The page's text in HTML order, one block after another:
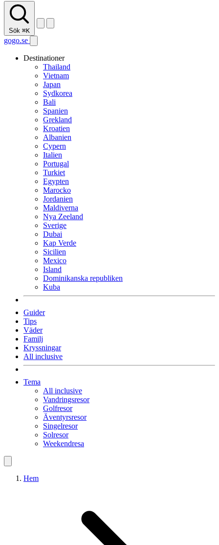
Sök ⌘K
gogo.se
Destinationer
Thailand
Vietnam
Japan
Sydkorea
Bali
Spanien
Grekland
Kroatien
Albanien
Cypern
Italien
Portugal
Turkiet
Egypten
Marocko
Jordanien
Maldiverna
Nya Zeeland
Sverige
Dubai
Kap Verde
Sicilien
Mexico
Island
Dominikanska republiken
Kuba
Guider
Tips
Väder
Familj
Kryssningar
All inclusive
Tema
All inclusive
Vandringsresor
Golfresor
Äventyrsresor
Singelresor
Solresor
Weekendresa
Hem